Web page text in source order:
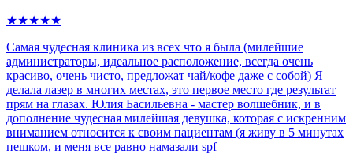
★★★★★
Самая чудесная клиника из всех что я была (милейшие
администраторы, идеальное расположение, всегда очень
красиво, очень чисто, предложат чай/кофе даже с собой) Я
делала лазер в многих местах, это первое место где результат
прям на глазах. Юлия Басильевна - мастер волшебник, и в
дополнение чудесная милейшая девушка, которая с искренним
вниманием относится к своим пациентам (я живу в 5 минутах
пешком, и меня все равно намазали spf